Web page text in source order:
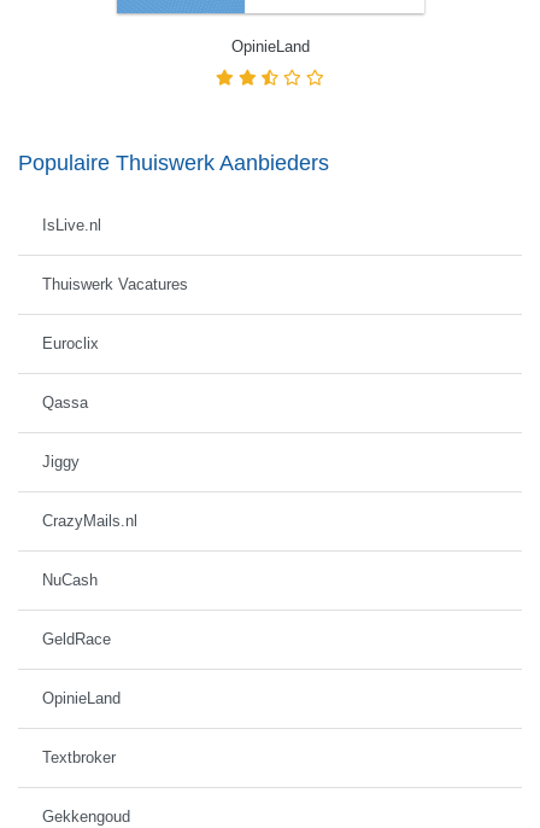
OpinieLand
Populaire Thuiswerk Aanbieders
IsLive.nl
Thuiswerk Vacatures
Euroclix
Qassa
Jiggy
CrazyMails.nl
NuCash
GeldRace
OpinieLand
Textbroker
Gekkengoud